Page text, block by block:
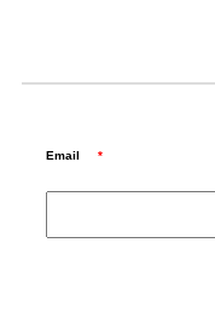
Email *